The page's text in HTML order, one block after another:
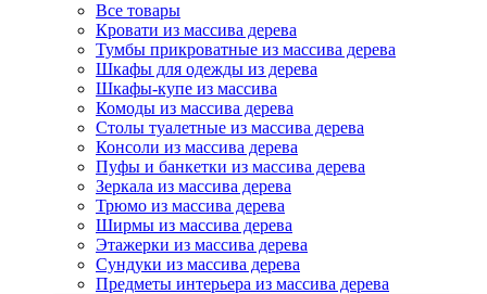
Все товары
Кровати из массива дерева
Тумбы прикроватные из массива дерева
Шкафы для одежды из дерева
Шкафы-купе из массива
Комоды из массива дерева
Столы туалетные из массива дерева
Консоли из массива дерева
Пуфы и банкетки из массива дерева
Зеркала из массива дерева
Трюмо из массива дерева
Ширмы из массива дерева
Этажерки из массива дерева
Сундуки из массива дерева
Предметы интерьера из массива дерева